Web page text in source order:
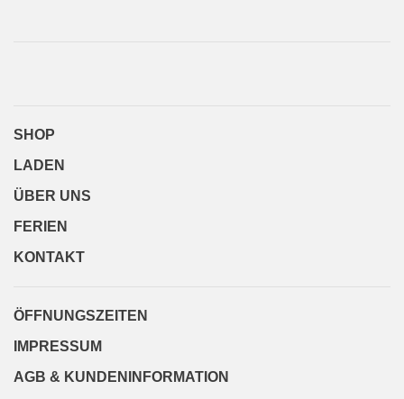
SHOP
LADEN
ÜBER UNS
FERIEN
KONTAKT
ÖFFNUNGSZEITEN
IMPRESSUM
AGB & KUNDENINFORMATION